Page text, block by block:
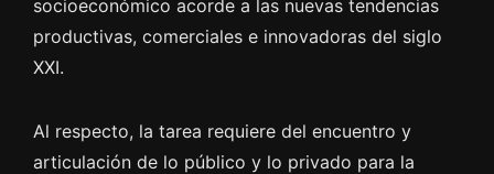
socioeconómico acorde a las nuevas tendencias
productivas, comerciales e innovadoras del siglo
XXI.
Al respecto, la tarea requiere del encuentro y
articulación de lo público y lo privado para la